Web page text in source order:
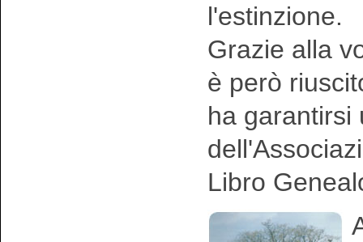
l'estinzione.
Grazie alla
è però
ha garantirsi
Libro